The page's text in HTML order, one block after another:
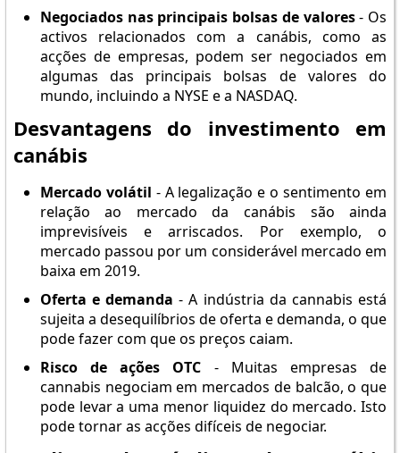
Negociados nas principais bolsas de valores- Os
activos relacionados com a canábis, como as
acções de empresas, podem ser negociados em
algumas das principais bolsas de valores do
mundo, incluindo a NYSE e a NASDAQ.
Desvantagens do investimento em
canábis
Mercado volátil - A legalização e o sentimento em
relação ao mercado da canábis são ainda
imprevisíveis e arriscados. Por exemplo, o
mercado passou por um considerável mercado em
baixa em 2019.
Oferta e demanda - A indústria da cannabis está
sujeita a desequilíbrios de oferta e demanda, o que
pode fazer com que os preços caiam.
Risco de ações OTC - Muitas empresas de
cannabis negociam em mercados de balcão, o que
pode levar a uma menor liquidez do mercado. Isto
pode tornar as acções difíceis de negociar.